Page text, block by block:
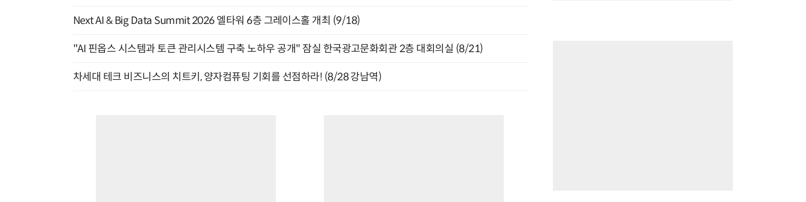
Next AI & Big Data Summit 2026 엘타워 6층 그레이스홀 개최 (9/18)
"AI 핀옵스 시스템과 토큰 관리시스템 구축 노하우 공개" 잠실 한국광고문화회관 2층 대회의실 (8/21)
차세대 테크 비즈니스의 치트키, 양자컴퓨팅 기회를 선점하라! (8/28 강남역)